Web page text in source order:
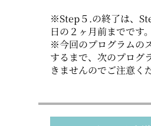
※Step５.の終了は、
日の２ヶ月前までです。
※今回のプログラムの
するまで、次のプログ